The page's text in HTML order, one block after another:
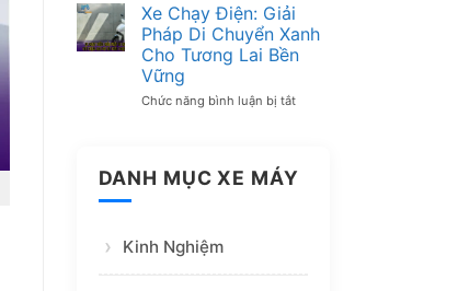
A
Đến
độ
cồn
mới
đến
Xe Chạy Điện: Giải
Pháp Di Chuyển Xanh
Cho Tương Lai Bền
Vững
Chức năng bình luận bị tắtở
DANH MỤC XE MÁY
Kinh Nghiệm